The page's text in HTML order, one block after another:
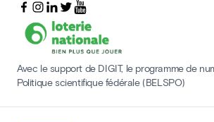
Avec le support de DIGIT, le programme de
Politique scientifique fédérale (BELSPO)